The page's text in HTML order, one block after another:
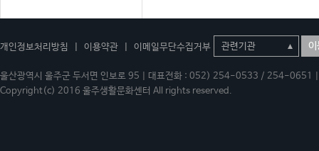
개인정보처리방침 이용약관 이메일무단수집거부 이
울산광역시 울주군 두서면 인보로 95 | 대표전화 : 052) 254-0533 / 254-
Copyright(c) 2016 울주생활문화센터 All rights reserved.